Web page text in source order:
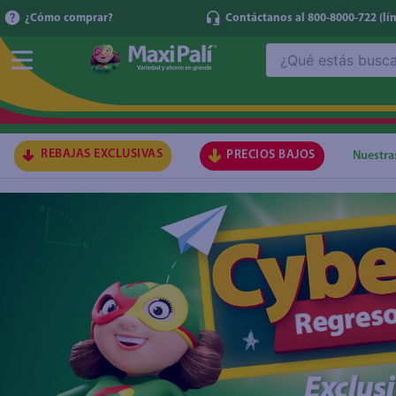
¿Cómo comprar? Contáctanos al 800-8000-722
REBAJAS EXCLUSIVAS PRECIOS BAJOS
1.
2.
4.
cafe
6.
.
.
9.